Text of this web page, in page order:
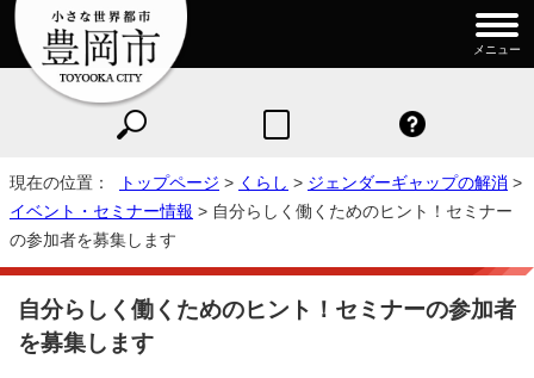
メニュー
現在の位置： トップページ > くらし > ジェンダーギャップの解消 >
イベント・セミナー情報 > 自分らしく働くためのヒント！セミナー
の参加者を募集します
自分らしく働くためのヒント！セミナーの参加者
を募集します